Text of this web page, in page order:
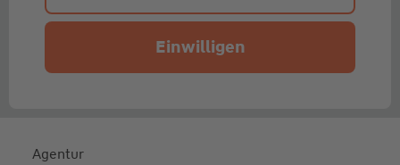
Einwilligen
Agentur